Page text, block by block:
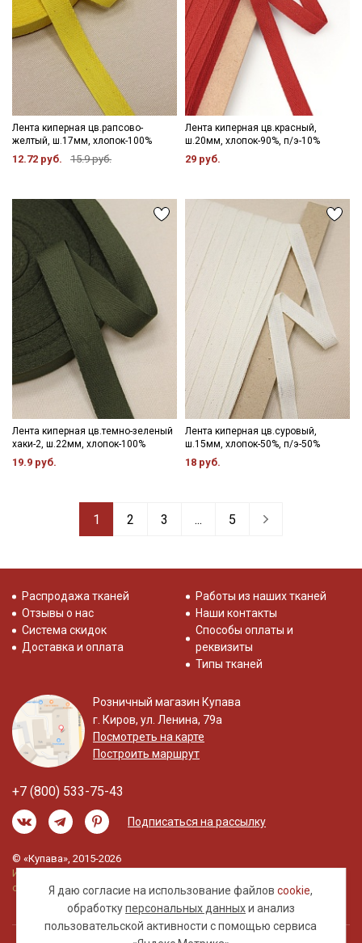
Лента киперная цв.рапсово-
желтый, ш.17мм, хлопок-100%
12.72 руб. 15.9 руб.
Лента киперная цв.красный,
ш.20мм, хлопок-90%, п/э-10%
29 руб.
Лента киперная цв.темно-зеленый
хаки-2, ш.22мм, хлопок-100%
19.9 руб.
Лента киперная цв.суровый,
ш.15мм, хлопок-50%, п/э-50%
18 руб.
1 2 3 ... 5
Я даю согласие на использование файловcookie,
обработкуперсональных данныхи анализ
пользовательской активности с помощью сервиса
Распродажа тканей
Отзывы о нас
Система скидок
Доставка и оплата
Работы из наших тканей
Наши контакты
Способы оплаты и
реквизиты
Типы тканей
Розничный магазин Купава
г. Киров, ул. Ленина, 79а
Посмотреть на карте
Построить маршрут
+7 (800) 533-75-43
Подписаться на рассылку
© «Купава», 2015-2026
Информация на сайте не является публичной
офертой.